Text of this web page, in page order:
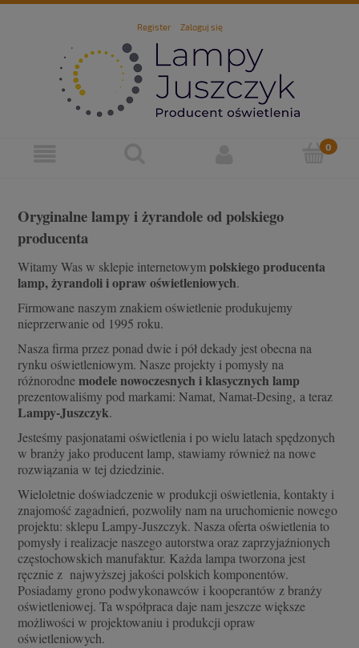
Register Zaloguj się
Oryginalne lampy i żyrandole od polskiego
producenta
Witamy Was w sklepie internetowympolskiego producenta
lamp, żyrandoli i opraw oświetleniowych.
Firmowane naszym znakiem oświetlenie produkujemy
nieprzerwanie od 1995 roku.
Nasza firma przez ponad dwie i pół dekady jest obecna na
rynku oświetleniowym. Nasze projekty i pomysły na
różnorodnemodele nowoczesnych i klasycznych lamp
prezentowaliśmy pod markami: Namat, Namat-Desing, a teraz
Lampy-Juszczyk.
Jesteśmy pasjonatami oświetlenia i po wielu latach spędzonych
w branży jako producent lamp, stawiamy również na nowe
rozwiązania w tej dziedzinie.
Wieloletnie doświadczenie w produkcji oświetlenia, kontakty i
znajomość zagadnień, pozwoliły nam na uruchomienie nowego
projektu: sklepu Lampy-Juszczyk. Nasza oferta oświetlenia to
pomysły i realizacje naszego autorstwa oraz zaprzyjaźnionych
częstochowskich manufaktur. Każda lampa tworzona jest
ręcznie z najwyższej jakości polskich komponentów.
Posiadamy grono podwykonawców i kooperantów z branży
oświetleniowej. Ta współpraca daje nam jeszcze większe
możliwości w projektowaniu i produkcji opraw
oświetleniowych.